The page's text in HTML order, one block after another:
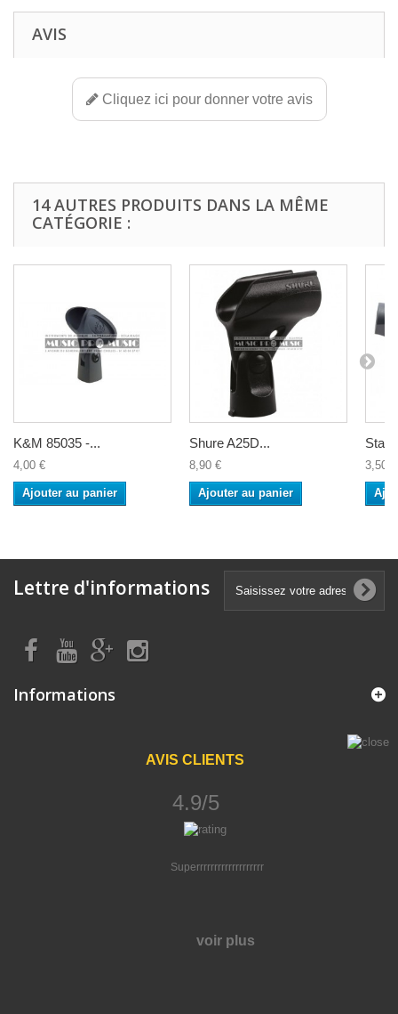
AVIS
Cliquez ici pour donner votre avis
14 AUTRES PRODUITS DANS LA MÊME
CATÉGORIE :
K&M 85035 -...
4,00 €
Ajouter au panier
Shure A25D...
8,90 €
Ajouter au panier
3,50 €
Lettre d'informations
Informations
AVIS CLIENTS
4.9/5
Superrrrrrrrrrrrrrrrrrr
voir plus